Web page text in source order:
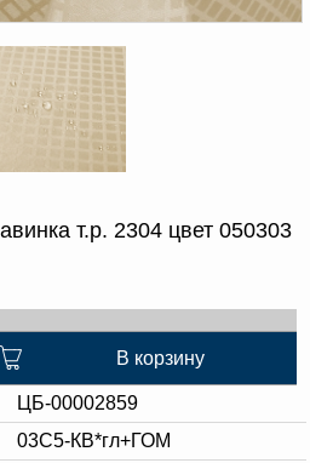
т.р. 2304 цвет 050303
В корзину
ЦБ-00002859
03С5-КВ*гл+ГОМ
Добавить